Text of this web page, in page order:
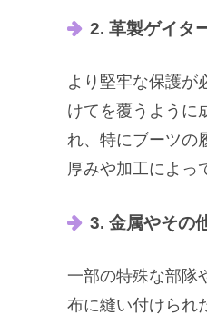
2. 革製ゲイタ
より堅牢な保護が
けてを覆うように
れ、特にブーツの
厚みや加工によっ
3. 金属やその
一部の特殊な部隊
布に縫い付けられ